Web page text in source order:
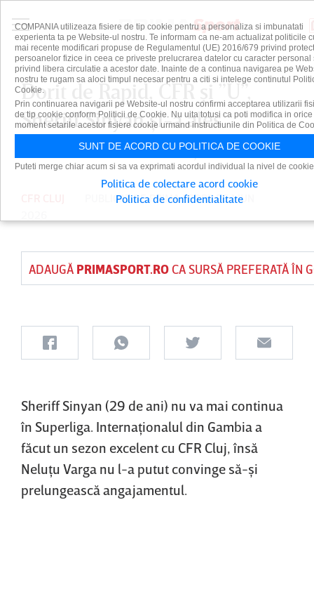
Dorit de Rapid, CFR şi ”U”,
Sheriff Sinyan şi-a ales
următoarea destinaţie
PUBLICAT DEPRIMA SPORTPE 1 IUN
ADAUGĂ PRIMASPORT.ROCA SURSĂ PREFERATĂ ÎN
Sheriff Sinyan (29 de ani) nu va mai continua
în Superliga. Internaţionalul din Gambia a
făcut un sezon excelent cu CFR Cluj, însă
Neluţu Varga nu l-a putut convinge să-şi
prelungească angajamentul.
COMPANIA utilizeaza fisiere de tip cookie pentru a personaliza si imbunatati
experienta ta pe Website-ul nostru. Te informam ca ne-am actualizat politicile
mai recente modificari propuse de Regulamentul (UE) 2016/679 privind
persoanelor fizice in ceea ce priveste prelucrarea datelor cu caracter personal
privind libera circulatie a acestor date. Inainte de a continua navigarea pe
nostru te rugam sa aloci timpul necesar pentru a citi si intelege continutul
Cookie.
Prin continuarea navigarii pe Website-ul nostru confirmi acceptarea utilizarii
de tip cookie conform Politicii de Cookie. Nu uita totusi ca poti modifica in orice
moment setarile acestor fisiere cookie urmand instructiunile din Politica de
SUNT DE ACORD CU POLITICA DE COOKIE
Puteti merge chiar acum si sa va exprimati acordul individual la nivel de
Politica de colectare acord cookie
Politica de confidentialitate